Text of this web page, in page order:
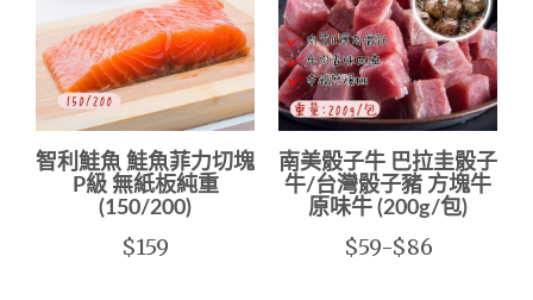
智利鮭魚 鮭魚菲力切塊
P級 無紙板純重
(150/200)
$159
南美骰子牛 巴拉圭骰子
牛/台灣骰子豬 方塊牛
原味牛 (200g/包)
$59-$86